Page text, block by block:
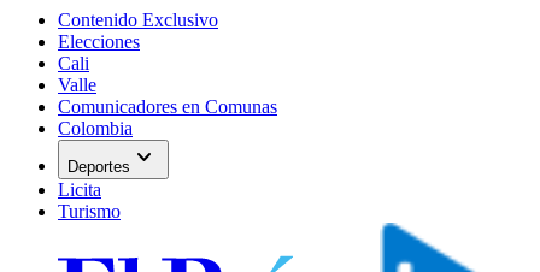
Contenido Exclusivo
Elecciones
Cali
Valle
Comunicadores en Comunas
Colombia
Deportes expand_more
Licita
Turismo